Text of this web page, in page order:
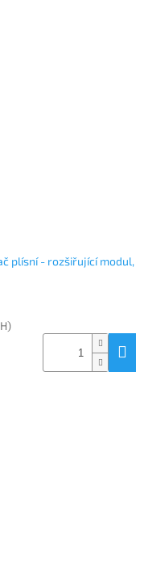
plísní - rozšiřující modul,